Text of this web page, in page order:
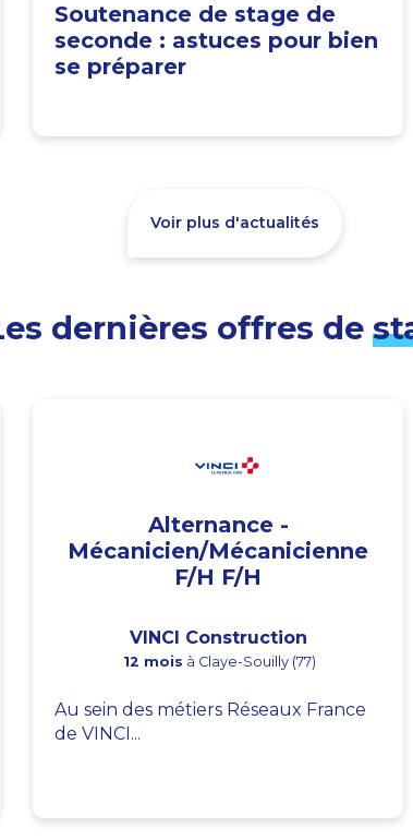
Soutenance de stage de
seconde : astuces pour bien
se préparer
Voir plus d'actualités
dernières offres de
Alternance -
Mécanicien/Mécanicienne
F/H F/H
VINCI Construction
12 mois à Claye-Souilly (77)
Au sein des métiers Réseaux France
de VINCI...